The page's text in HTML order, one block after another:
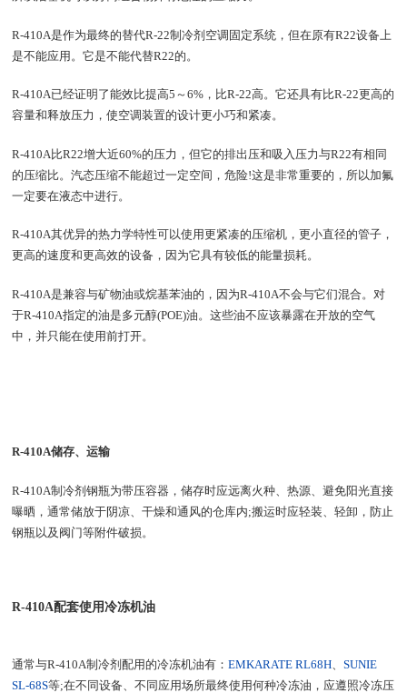
R-410A是作为最终的替代R-22制冷剂空调固定系统，但在原有R22设备上
是不能应用。它是不能代替R22的。
R-410A已经证明了能效比提高5～6%，比R-22高。它还具有比R-22更高的
容量和释放压力，使空调装置的设计更小巧和紧凑。
R-410A比R22增大近60%的压力，但它的排出压和吸入压力与R22有相同
的压缩比。汽态压缩不能超过一定空间，危险!这是非常重要的，所以加氟
一定要在液态中进行。
R-410A其优异的热力学特性可以使用更紧凑的压缩机，更小直径的管子，
更高的速度和更高效的设备，因为它具有较低的能量损耗。
R-410A是兼容与矿物油或烷基苯油的，因为R-410A不会与它们混合。对
于R-410A指定的油是多元醇(POE)油。这些油不应该暴露在开放的空气
中，并只能在使用前打开。
R-410A储存、运输
R-410A制冷剂钢瓶为带压容器，储存时应远离火种、热源、避免阳光直接
曝晒，通常储放于阴凉、干燥和通风的仓库内;搬运时应轻装、轻卸，防止
钢瓶以及阀门等附件破损。
R-410A配套使用冷冻机油
通常与R-410A制冷剂配用的冷冻机油有：EMKARATE RL68H、SUNIE
SL-68S等;在不同设备、不同应用场所最终使用何种冷冻油，应遵照冷冻压